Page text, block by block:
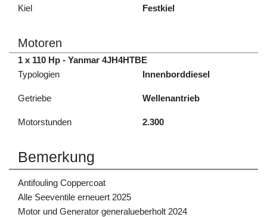
Kiel Festkiel
Motoren
1 x 110 Hp - Yanmar 4JH4HTBE
Typologien
Innenborddiesel
Getriebe Wellenantrieb
Motorstunden 2.300
Bemerkung
Antifouling Coppercoat
Alle Seeventile erneuert 2025
Motor und Generator generalueberholt 2024